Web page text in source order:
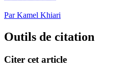
Par Kamel Khiari
Outils de citation
Citer cet article